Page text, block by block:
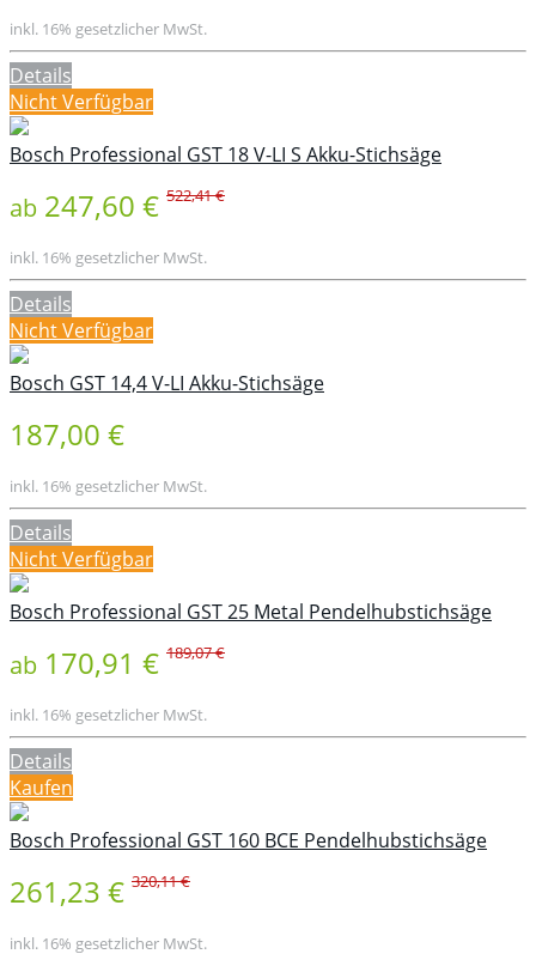
inkl. 16% gesetzlicher MwSt.
Details
Nicht Verfügbar
Bosch Professional GST 18 V-LI S Akku-Stichsäge
ab 247,60 € 522,41 €
inkl. 16% gesetzlicher MwSt.
Details
Nicht Verfügbar
Bosch GST 14,4 V-LI Akku-Stichsäge
187,00 €
inkl. 16% gesetzlicher MwSt.
Details
Nicht Verfügbar
Bosch Professional GST 25 Metal Pendelhubstichsäge
ab 170,91 € 189,07 €
inkl. 16% gesetzlicher MwSt.
Details
Kaufen
Bosch Professional GST 160 BCE Pendelhubstichsäge
261,23 € 320,11 €
inkl. 16% gesetzlicher MwSt.